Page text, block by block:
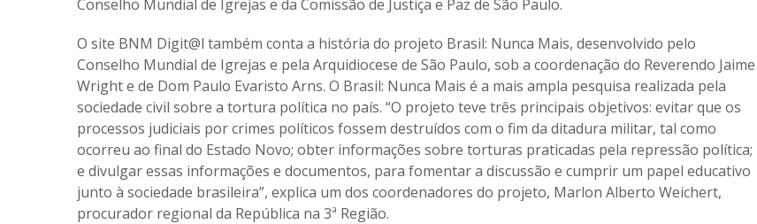
Conselho Mundial de Igrejas e da Comissão de Justiça e Paz de São Paulo.
O site BNM Digit@l também conta a história do projeto Brasil: Nunca Mais, desenvolvido pelo
Conselho Mundial de Igrejas e pela Arquidiocese de São Paulo, sob a coordenação do Reverendo Jaime
Wright e de Dom Paulo Evaristo Arns. O Brasil: Nunca Mais é a mais ampla pesquisa realizada pela
sociedade civil sobre a tortura política no país. “O projeto teve três principais objetivos: evitar que os
processos judiciais por crimes políticos fossem destruídos com o fim da ditadura militar, tal como
ocorreu ao final do Estado Novo; obter informações sobre torturas praticadas pela repressão política;
e divulgar essas informações e documentos, para fomentar a discussão e cumprir um papel educativo
junto à sociedade brasileira”, explica um dos coordenadores do projeto, Marlon Alberto Weichert,
procurador regional da República na 3ª Região.